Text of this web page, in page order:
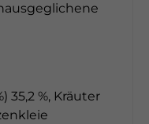
%, Kräuter